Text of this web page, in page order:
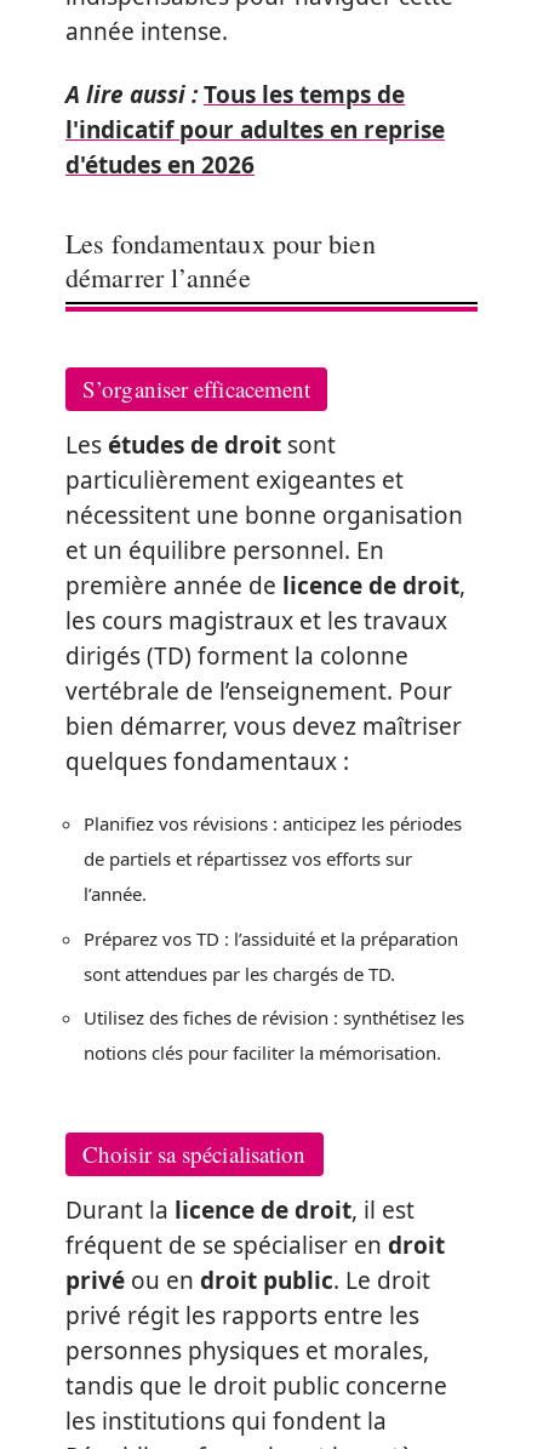
année intense.
A lire aussi :Tous les temps de
l'indicatif pour adultes en reprise
d'études en 2026
Les fondamentaux pour bien
démarrer l’année
S’organiser efficacement
Lesétudes de droit sont
particulièrement exigeantes et
nécessitent une bonne organisation
et un équilibre personnel. En
première année de licence de droit,
les cours magistraux et les travaux
dirigés (TD) forment la colonne
vertébrale de l’enseignement. Pour
bien démarrer, vous devez maîtriser
quelques fondamentaux :
Planifiez vos révisions : anticipez les périodes
de partiels et répartissez vos efforts sur
l’année.
Préparez vos TD : l’assiduité et la préparation
sont attendues par les chargés de TD.
Utilisez des fiches de révision : synthétisez les
notions clés pour faciliter la mémorisation.
Choisir sa spécialisation
Durant la licence de droit, il est
fréquent de se spécialiser en droit
privé ou en droit public. Le droit
privé régit les rapports entre les
personnes physiques et morales,
tandis que le droit public concerne
les institutions qui fondent la